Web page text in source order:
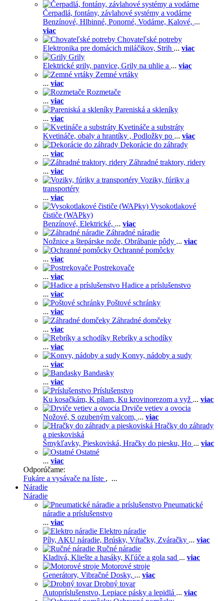
Čerpadlá, fontány, závlahové systémy a vodárne
Benzínové, Hlbinné, Ponorné, Vodárne, Kalové, ...
viac
Chovateľské potreby
Elektronika pre domácich miláčikov, Strih ... viac
Grily
Elektrické grily, panvice, Grily na uhlie a ... viac
Zemné vrtáky
... viac
Rozmetače
... viac
Pareniská a skleníky
... viac
Kvetináče a substráty
Kvetináče, obaly a hrantíky , Podložky po ... viac
Dekorácie do záhrady
... viac
Záhradné traktory, ridery
... viac
Voziky, fúriky a
transportéry
... viac
Vysokotlakové
čističe (WAPky)
Benzínové, Elektrické, ... viac
Záhradné náradie
Nožnice a štepárske nože, Obrábanie pôdy ... viac
Ochranné pomôcky
... viac
Postrekovače
... viac
Hadice a príslušenstvo
... viac
Poštové schránky
... viac
Záhradné domčeky
... viac
Rebríky a schodíky
... viac
Konvy, nádoby a sudy
... viac
Bandasky
... viac
Príslušenstvo
Ku kosačkám, K pílam, Ku krovinorezom a vyž ... viac
Drviče vetiev a ovocia
Nožové, S ozubeným valcom, ... viac
Hračky do záhrady
a pieskoviská
Šmykľavky, Pieskoviská, Hračky do piesku, Ho ... viac
Ostatné
... viac
Odporúčame:
Fukáre a vysávače na líste , ...
Náradie
Náradie
Pneumatické
náradie a príslušenstvo
... viac
Elektro náradie
Píly, AKU náradie, Brúsky, Vŕtačky, Zváračky ... viac
Ručné náradie
Kladivá, Kliešte a hasáky, Kľúče a gola sad ... viac
Motorové stroje
Generátory, Vibračné Dosky, ... viac
Drobný tovar
Autopríslušenstvo, Lepiace pásky a lepidlá ... viac